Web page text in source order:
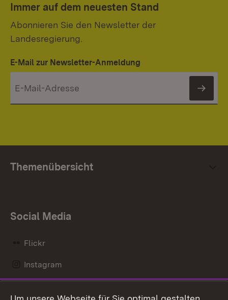
Immer auf dem neuesten Stand
Abonnieren Sie den Newsletter der
Landesregierung.
E-Mail zur Newsletter-Anmeldung
Themenübersicht
Social Media
Flickr
Instagram